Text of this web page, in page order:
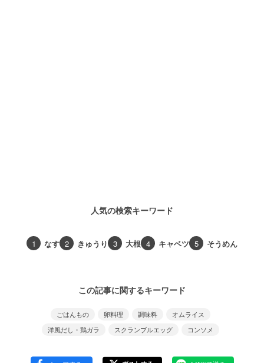
人気の検索キーワード
1 なす 2 きゅうり 3 大根 4 キャベツ 5 そうめん
この記事に関するキーワード
ごはんもの 卵料理 調味料
オムライス
洋風だし・鶏ガラ
スクランブルエッグ コンソメ